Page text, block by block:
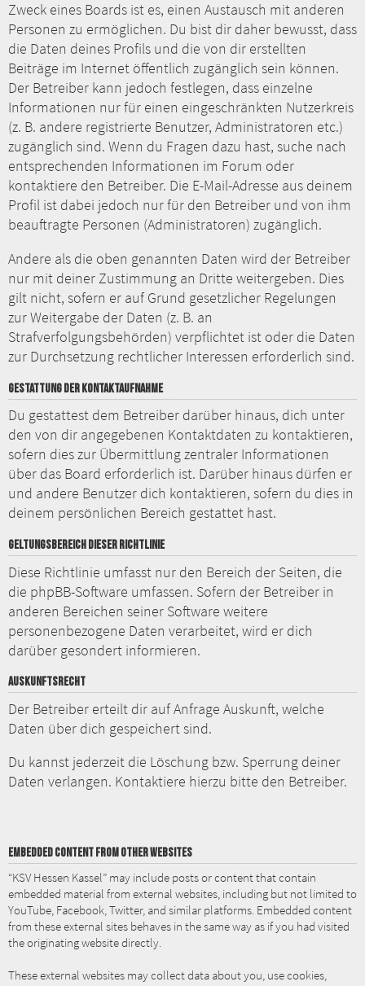
Zweck eines Boards ist es, einen Austausch mit anderen
Personen zu ermöglichen. Du bist dir daher bewusst, dass
die Daten deines Profils und die von dir erstellten
Beiträge im Internet öffentlich zugänglich sein können.
Der Betreiber kann jedoch festlegen, dass einzelne
Informationen nur für einen eingeschränkten Nutzerkreis
(z. B. andere registrierte Benutzer, Administratoren etc.)
zugänglich sind. Wenn du Fragen dazu hast, suche nach
entsprechenden Informationen im Forum oder
kontaktiere den Betreiber. Die E-Mail-Adresse aus deinem
Profil ist dabei jedoch nur für den Betreiber und von ihm
beauftragte Personen (Administratoren) zugänglich.
Andere als die oben genannten Daten wird der Betreiber
nur mit deiner Zustimmung an Dritte weitergeben. Dies
gilt nicht, sofern er auf Grund gesetzlicher Regelungen
zur Weitergabe der Daten (z. B. an
Strafverfolgungsbehörden) verpflichtet ist oder die Daten
zur Durchsetzung rechtlicher Interessen erforderlich sind.
GESTATTUNG DER KONTAKTAUFNAHME
Du gestattest dem Betreiber darüber hinaus, dich unter
den von dir angegebenen Kontaktdaten zu kontaktieren,
sofern dies zur Übermittlung zentraler Informationen
über das Board erforderlich ist. Darüber hinaus dürfen er
und andere Benutzer dich kontaktieren, sofern du dies in
deinem persönlichen Bereich gestattet hast.
GELTUNGSBEREICH DIESER RICHTLINIE
Diese Richtlinie umfasst nur den Bereich der Seiten, die
die phpBB-Software umfassen. Sofern der Betreiber in
anderen Bereichen seiner Software weitere
personenbezogene Daten verarbeitet, wird er dich
darüber gesondert informieren.
AUSKUNFTSRECHT
Der Betreiber erteilt dir auf Anfrage Auskunft, welche
Daten über dich gespeichert sind.
Du kannst jederzeit die Löschung bzw. Sperrung deiner
Daten verlangen. Kontaktiere hierzu bitte den Betreiber.
EMBEDDED CONTENT FROM OTHER WEBSITES
“KSV Hessen Kassel” may include posts or content that contain
embedded material from external websites, including but not limited to
YouTube, Facebook, Twitter, and similar platforms. Embedded content
from these external sites behaves in the same way as if you had visited
the originating website directly.
These external websites may collect data about you, use cookies,